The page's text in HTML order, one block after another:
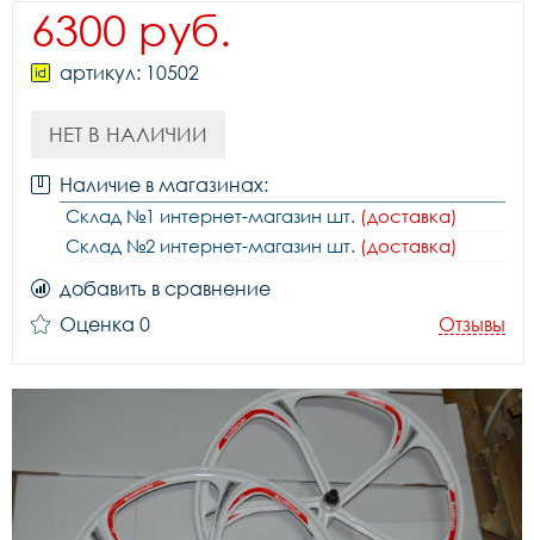
6300 руб.
артикул: 10502
НЕТ В НАЛИЧИИ
Наличие в магазинах:
Склад №1 интернет-магазин шт. (доставка)
Склад №2 интернет-магазин шт. (доставка)
добавить в сравнение
Оценка 0
Отзывы